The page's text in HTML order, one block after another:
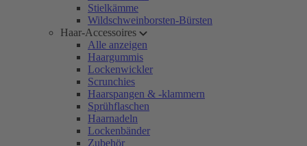
Stielkämme
Wildschweinborsten-Bürsten
Haar-Accessoires
Alle anzeigen
Haargummis
Lockenwickler
Scrunchies
Haarspangen & -klammern
Sprühflaschen
Haarnadeln
Lockenbänder
Zubehör